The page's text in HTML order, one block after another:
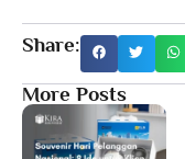
Share:
More Posts